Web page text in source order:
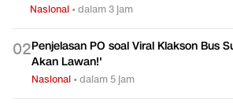
Nasional •dalam 3 jam
02Penjelasan PO soal Viral Klakson Bus
Akan Lawan!'
Nasional •dalam 5 jam